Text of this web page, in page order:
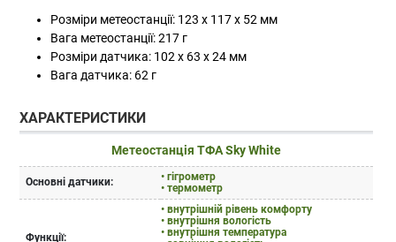
Розміри метеостанції: 123 х 117 x 52 мм
Вага метеостанції: 217 г
Розміри датчика: 102 х 63 x 24 мм
Вага датчика: 62 г
ХАРАКТЕРИСТИКИ
Метеостанція ТФА Sky White
Основні датчики:
• гігрометр
• термометр
Функції:
• внутрішній рівень комфорту
• внутрішня вологість
• внутрішня температура